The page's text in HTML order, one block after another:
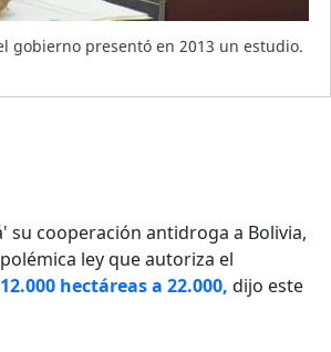
gobierno presentó en 2013 un estudio.
cooperación antidroga a Bolivia,
ley que autoriza el
hectáreas a 22.000, dijo este